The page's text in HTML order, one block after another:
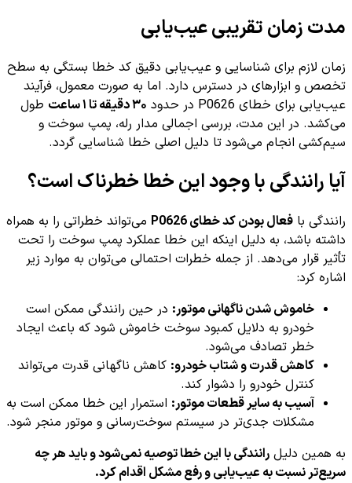
مدت زمان تقریبی عیب‌یابی
زمان لازم برای شناسایی و عیب‌یابی دقیق کد خطا بستگی به سطح
تخصص و ابزارهای در دسترس دارد. اما به صورت معمول، فرآیند
عیب‌یابی برای خطای P0626 در حدود
۳۰ دقیقه تا ۱ ساعت
طول
می‌کشد. در این مدت، بررسی اجمالی مدار رله، پمپ سوخت و
سیم‌کشی انجام می‌شود تا دلیل اصلی خطا شناسایی گردد.
آیا رانندگی با وجود این خطا خطرناک است؟
رانندگی با فعال بودن کد خطای P0626
می‌تواند خطراتی را به همراه
داشته باشد، به دلیل اینکه این خطا عملکرد پمپ سوخت را تحت
تأثیر قرار می‌دهد. از جمله خطرات احتمالی می‌توان به موارد زیر
اشاره کرد:
خاموش شدن ناگهانی موتور: در حین رانندگی ممکن است
خودرو به دلایل کمبود سوخت خاموش شود که باعث ایجاد
خطر تصادف می‌شود.
کاهش قدرت و شتاب خودرو: کاهش ناگهانی قدرت می‌تواند
کنترل خودرو را دشوار کند.
آسیب به سایر قطعات موتور: استمرار این خطا ممکن است به
مشکلات جدی‌تر در سیستم سوخت‌رسانی و موتور منجر شود.
به همین دلیل رانندگی با این خطا توصیه نمی‌شود و باید هر چه
سریع‌تر نسبت به عیب‌یابی و رفع مشکل اقدام کرد.